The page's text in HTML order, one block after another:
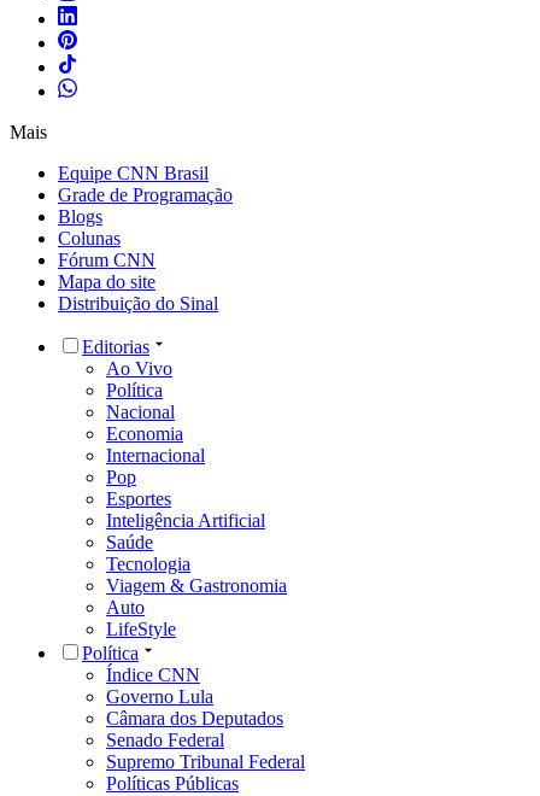
Mais
Equipe CNN Brasil
Grade de Programação
Blogs
Colunas
Fórum CNN
Mapa do site
Distribuição do Sinal
Editorias
Ao Vivo
Política
Nacional
Economia
Internacional
Pop
Esportes
Inteligência Artificial
Saúde
Tecnologia
Viagem & Gastronomia
Auto
LifeStyle
Política
Índice CNN
Governo Lula
Câmara dos Deputados
Senado Federal
Supremo Tribunal Federal
Políticas Públicas